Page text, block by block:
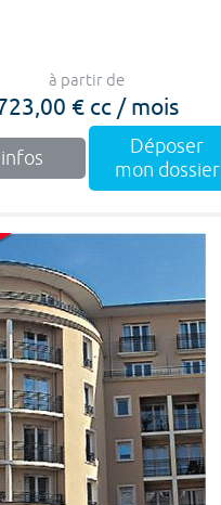
à partir de
€ cc / mois
Déposer
mon dossier